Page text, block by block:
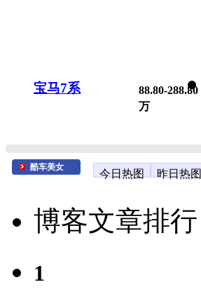
宝马7系
88.80-288.80
万
酷车美女
今日热图 昨日热图
博客文章排行
1